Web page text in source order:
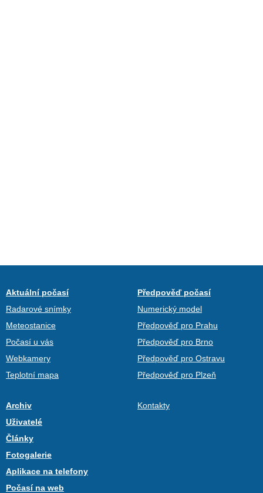
Aktuální počasí
Radarové snímky
Meteostanice
Počasí u vás
Webkamery
Teplotní mapa
Předpověď počasí
Numerický model
Předpověď pro Prahu
Předpověď pro Brno
Předpověď pro Ostravu
Předpověď pro Plzeň
Archiv
Uživatelé
Články
Fotogalerie
Aplikace na telefony
Počasí na web
Kontakty